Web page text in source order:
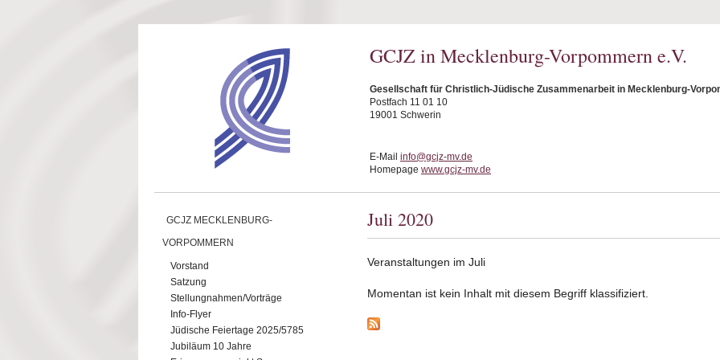
GCJZ in Mecklenburg-Vorpommern e.V.
Gesellschaft für Christlich-Jüdische Zusammenarbeit in Mecklenburg-
Postfach 11 01 10
19001 Schwerin
E-Mail info@gcjz-mv.de
Homepage www.gcjz-mv.de
GCJZ MECKLENBURG-
VORPOMMERN
Vorstand
Satzung
Stellungnahmen/Vorträge
Info-Flyer
Jüdische Feiertage 2025/5785
Jubiläum 10 Jahre
Juli 2020
Veranstaltungen im Juli
Momentan ist kein Inhalt mit diesem Begriff klassifiziert.